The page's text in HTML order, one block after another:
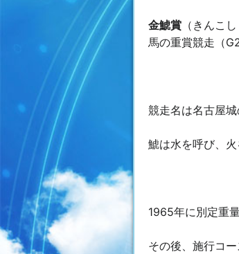
金鯱賞 （きんこ
馬の重賞競走（G2
競走名は名古屋城
鯱は水を呼び、火
1965年に別定重
その後、施行コ